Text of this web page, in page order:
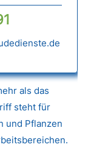
als das
steht für
und Pflanzen